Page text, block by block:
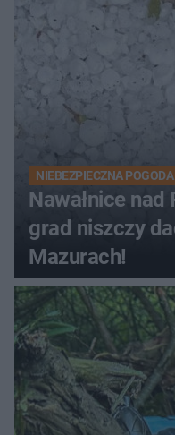
NIEBEZPIECZNA POGODA
Nawałnice
grad niszczy
Mazurach!